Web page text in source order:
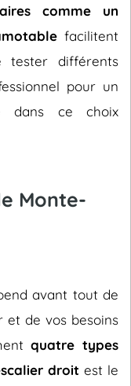
comme un
facilitent
tester différents
pour un
dans ce choix
Monte-
avant tout de
et de vos besoins
quatre types
droit est le